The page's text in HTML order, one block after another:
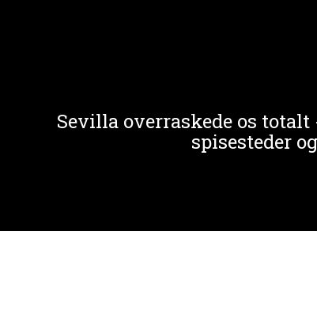
Sevilla overraskede os
spisesteder